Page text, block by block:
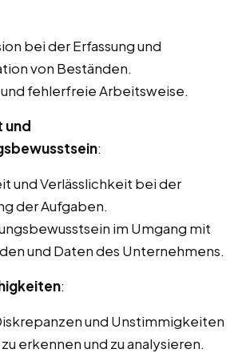
bei der Erfassung und
von Beständen.
fehlerfreie Arbeitsweise.
und
:
und Verlässlichkeit bei der
der Aufgaben.
im Umgang mit
und Daten des Unternehmens.
:
und Unstimmigkeiten
erkennen und zu analysieren.